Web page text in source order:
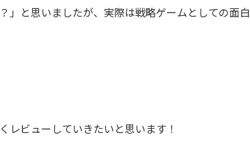
」と思いましたが、実際は戦略ゲームとしての面白
レビューしていきたいと思います！